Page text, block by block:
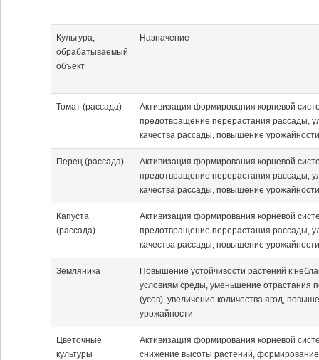
Культура,
обрабатываемый
объект
Назначение
Томат (рассада)
Активизация формирования корневой
предотвращение перерастания рассады,
качества рассады, повышение урожайности
Перец (рассада)
Активизация формирования корневой
предотвращение перерастания рассады,
качества рассады, повышение урожайности
Капуста
(рассада)
Активизация формирования корневой
предотвращение перерастания рассады,
качества рассады, повышение урожайности
Земляника
Повышение устойчивости растений к
условиям среды, уменьшение отрастания
(усов), увеличение количества ягод,
урожайности
Цветочные
культуры
Активизация формирования корневой
снижение высоты растений, формирование